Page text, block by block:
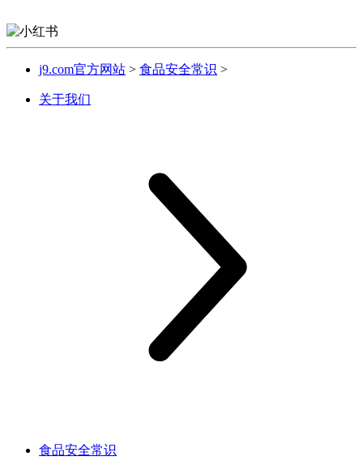
j9.com官方网站 > 食品安全常识 >
关于我们
食品安全常识